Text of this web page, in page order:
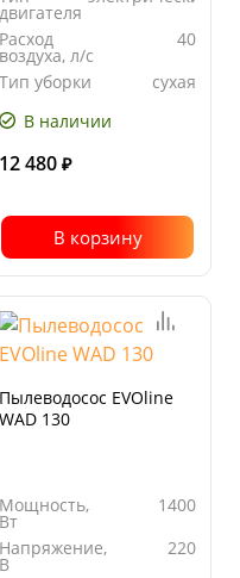
двигателя
Расход
воздуха, л/с
40
Тип уборки
сухая
В наличии
12 480 ₽
В корзину
Пылеводосос EVOline
WAD 130
Мощность,
Вт
1400
Напряжение,
В
220